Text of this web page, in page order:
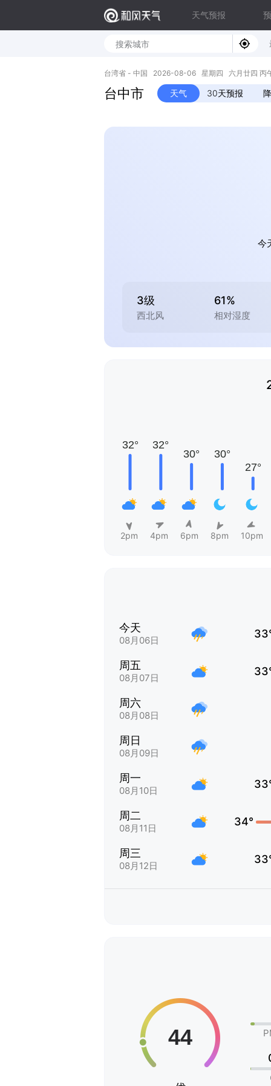
天气预报
台湾省 - 中国 2026-08-06 星期四 六月廿四 丙
台中市 天气 30天预报
今
3级
西北风
61%
相对湿度
2pm 4pm 6pm 8pm 10pm
今天
08月06日
周五
08月07日
周六
08月08日
周日
08月09日
周一
08月10日
周二
08月11日
34°
周三
08月12日